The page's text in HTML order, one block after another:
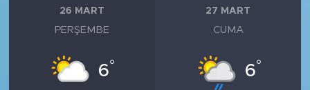
26 MART
PERŞEMBE
6°
27 MART
CUMA
6°